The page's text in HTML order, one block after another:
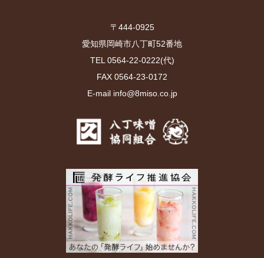
〒444-0925
愛知県岡崎市八丁町52番地
TEL 0564-22-0222(代)
FAX 0564-23-0172
E-mail info@8miso.co.jp